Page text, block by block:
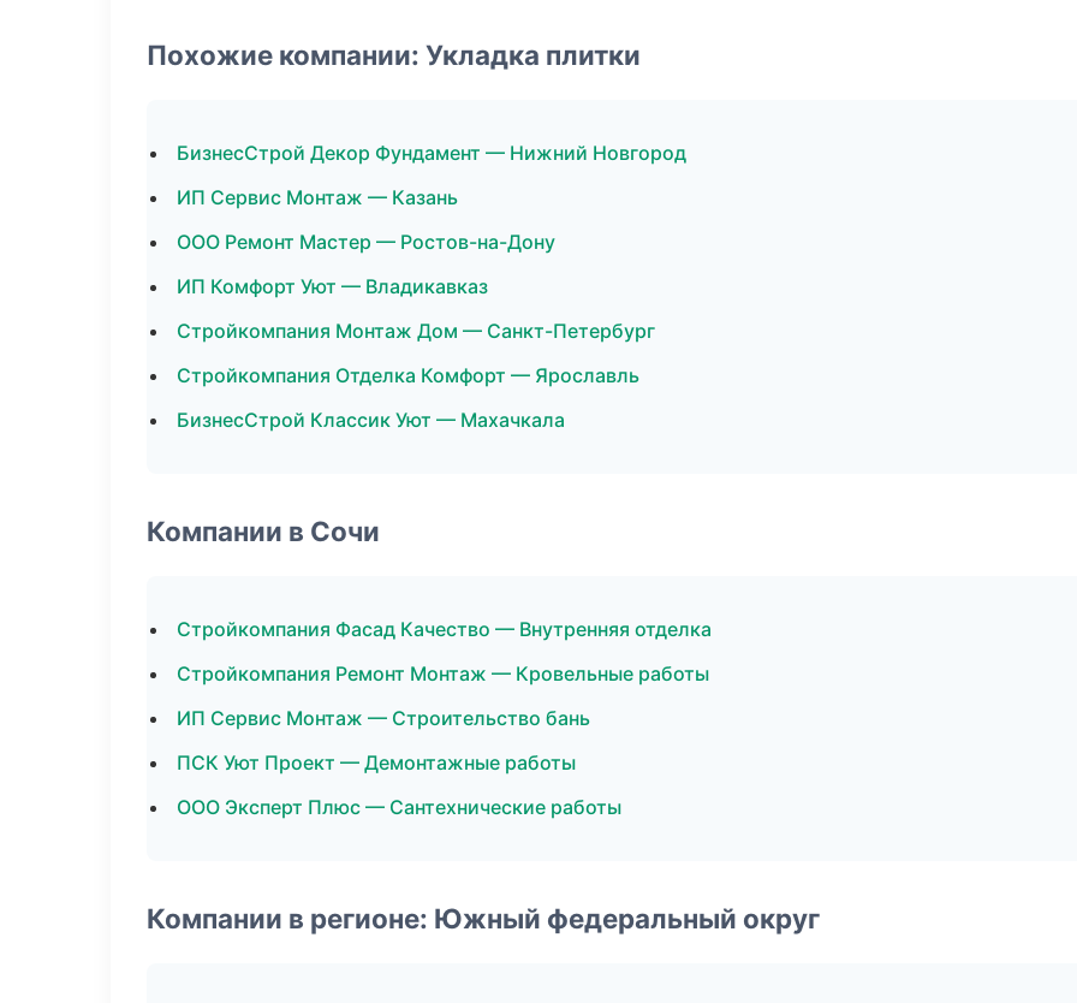
Похожие компании: Укладка плитки
БизнесСтрой Декор Фундамент — Нижний Новгород
ИП Сервис Монтаж — Казань
ООО Ремонт Мастер — Ростов-на-Дону
ИП Комфорт Уют — Владикавказ
Стройкомпания Монтаж Дом — Санкт-Петербург
Стройкомпания Отделка Комфорт — Ярославль
БизнесСтрой Классик Уют — Махачкала
Компании в Сочи
Стройкомпания Фасад Качество — Внутренняя отделка
Стройкомпания Ремонт Монтаж — Кровельные работы
ИП Сервис Монтаж — Строительство бань
ПСК Уют Проект — Демонтажные работы
ООО Эксперт Плюс — Сантехнические работы
Компании в регионе: Южный федеральный округ